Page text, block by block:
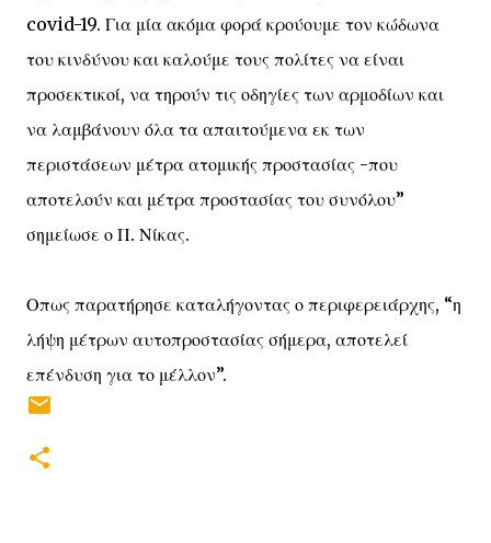
covid-19. Για μία ακόμα φορά κρούουμε τον κώδωνα
του κινδύνου και καλούμε τους πολίτες να είναι
προσεκτικοί, να τηρούν τις οδηγίες των αρμοδίων και
να λαμβάνουν όλα τα απαιτούμενα εκ των
περιστάσεων μέτρα ατομικής προστασίας -που
αποτελούν και μέτρα προστασίας του συνόλου”
σημείωσε ο Π. Νίκας.
Οπως παρατήρησε καταλήγοντας ο περιφερειάρχης, “η
λήψη μέτρων αυτοπροστασίας σήμερα, αποτελεί
επένδυση για το μέλλον”.